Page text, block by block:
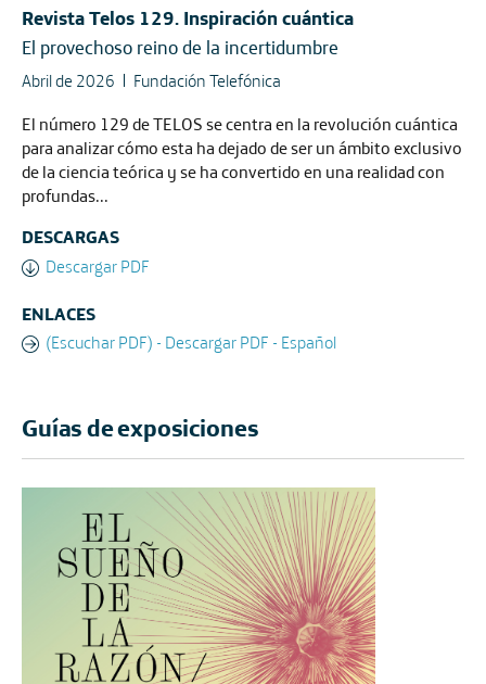
Revista Telos 129. Inspiración cuántica
El provechoso reino de la incertidumbre
Abril de 2026
Fundación Telefónica
El número 129 de TELOS se centra en la revolución cuántica
para analizar cómo esta ha dejado de ser un ámbito exclusivo
de la ciencia teórica y se ha convertido en una realidad con
profundas...
DESCARGAS
Descargar PDF
ENLACES
(Escuchar PDF) - Descargar PDF - Español
Guías de exposiciones